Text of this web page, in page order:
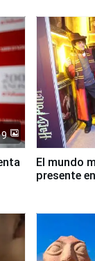
9
El mundo
presente